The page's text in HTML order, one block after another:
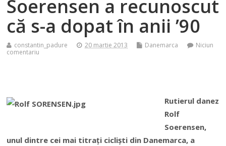
Soerensen a recunoscut
că s-a dopat în anii ’90
constantin_padure 20 martie 2013 Danemarca
Niciun
comentariu
Rutierul danez
Rolf
Soerensen,
unul dintre cei mai titraţi ciclişti din Danemarca, a